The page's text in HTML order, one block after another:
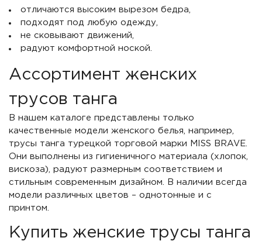
отличаются высоким вырезом бедра,
подходят под любую одежду,
не сковывают движений,
радуют комфортной ноской.
Ассортимент женских
трусов танга
В нашем каталоге представлены только
качественные модели женского белья, например,
трусы танга турецкой торговой марки MISS BRAVE.
Они выполнены из гигиеничного материала (хлопок,
вискоза), радуют размерным соответствием и
стильным современным дизайном. В наличии всегда
модели различных цветов – однотонные и с
принтом.
Купить женские трусы танга